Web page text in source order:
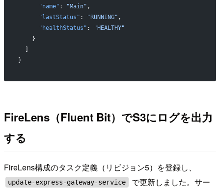
      "name"
: "Main" ,
      "lastStatus"
: "RUNNING" ,
      "healthStatus"
:
"HEALTHY"
    }
}
FireLens（Fluent Bit）でS3にログを出力
する
FireLens構成のタスク定義（リビジョン5）を登録し、
update-express-gateway-service
で更新しました。サー